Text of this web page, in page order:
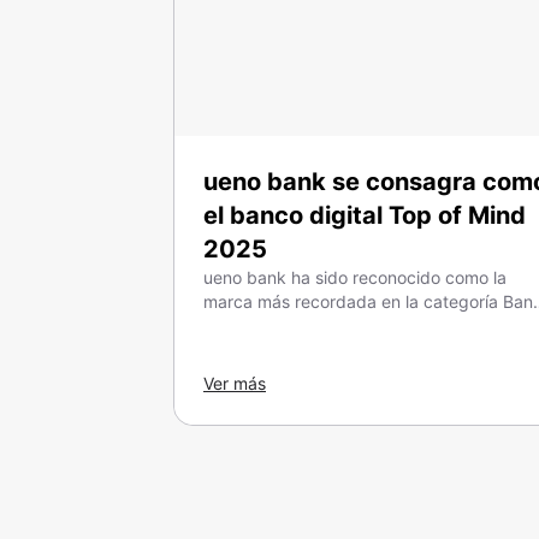
ueno bank se consagra
el banco digital Top of Mind
2025
ueno bank ha sido reconocido como la
marca más recordada en la categoría
Ver más